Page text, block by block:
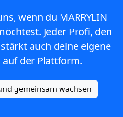
wenn du MARRYLIN
Jeder Profi, den
auch deine eigene
auf der Plattform.
gemeinsam wachsen